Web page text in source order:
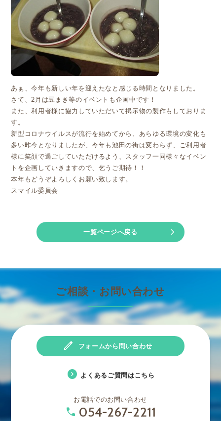
あぁ、今年も新しい年を迎えたなと感じる時間となりました。
さて、2月は豆まき等のイベントも企画中です！
また、利用者様に協力していただいて掲示物の製作もしておりま
す。
新型コロナウイルスが流行を始めてから、あらゆる環境の変化も
多い昨今となりましたが、今年も池田の街は変わらず、ご利用者
様に笑顔で過ごしていただけるよう、スタッフ一同様々なイベン
トを企画していきますので、乞うご期待！！
本年もどうぞよろしくお願い致します。
スマイル委員会
一覧ページへ戻る chevron_right
ご相談・お問い合わせ
お電話でのお問い合わせ
phone 054-267-2211
edit フォームから問い合わせ
expand_circle_right よくあるご質問はこちら